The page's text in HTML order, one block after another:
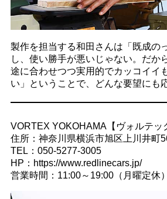
製作を担当する和田さんは「既成の
し、使い勝手が悪いじゃない。だか
途に合わせつつ実用的でカッコイイ
い」ということで、どんな要望にも
VORTEX YOKOHAMA【ヴォルテッ
住所：神奈川県横浜市旭区上川井町
TEL：050-5277-3005
HP：https://www.redlinecars.jp/
営業時間：11:00～19:00（月曜定休）